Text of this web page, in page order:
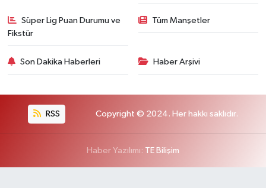
Süper Lig Puan Durumu ve
Fikstür
Tüm Manşetler
Son Dakika Haberleri Haber Arşivi
RSS Copyright © 2024. Her hakkı saklıdır.
Haber Yazılımı: TE Bilişim